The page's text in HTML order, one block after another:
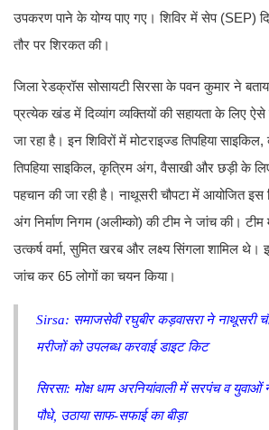
उपकरण पाने के योग्य पाए गए। शिविर में सेप (SEP)
तौर पर शिरकत की।
जिला रेडक्रॉस सोसायटी सिरसा के पवन कुमार ने बताया
प्रत्येक खंड में दिव्यांग व्यक्तियों की सहायता के लिए
जा रहा है। इन शिविरों में मोटराइज्ड तिपहिया
तिपहिया साइकिल, कृत्रिम अंग, वैसाखी और छड़ी के लिए
पहचान की जा रही है। नाथूसरी चौपटा में आयोजित इस
अंग निर्माण निगम (अलीम्को) की टीम ने जांच की। टीम
उत्कर्ष वर्मा, सुमित खरब और लक्ष्य सिंगला शामिल थे।
जांच कर 65 लोगों का चयन किया।
Sirsa: समाजसेवी रघुबीर कड़वासरा ने नाथूसरी
मरीजों को उपलब्ध करवाई डाइट किट
सिरसा: मोक्ष धाम अरनियांवाली में सरपंच व
पौधे, उठाया साफ-सफाई का बीड़ा